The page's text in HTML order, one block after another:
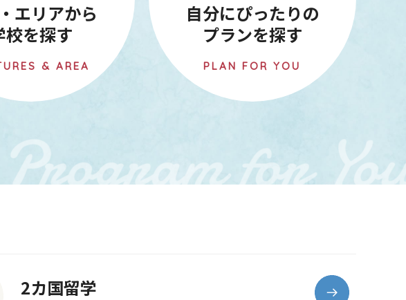
エリアから
校を探す
& AREA
自分にぴったりの
プランを探す
PLAN FOR YOU
2カ国留学